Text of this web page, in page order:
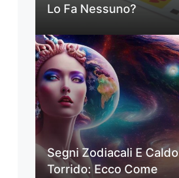
Lo Fa Nessuno?
Segni Zodiacali E Caldo
Torrido: Ecco Come